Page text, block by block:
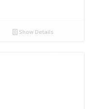
Show Details